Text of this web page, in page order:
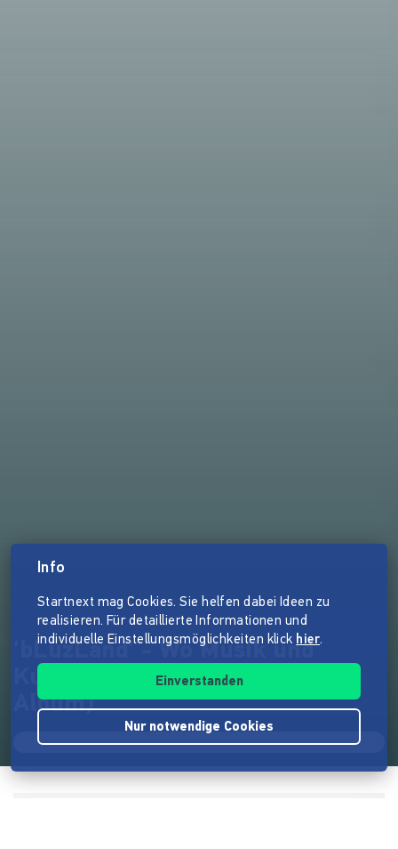
'bLuzLand' - Wo Musik und
Kunst Grenzen sprengen (4.
Album)
Info
Startnext mag Cookies. Sie helfen dabei Ideen zu
realisieren. Für detaillierte Informationen und
individuelle Einstellungsmöglichkeiten klick hier.
Einverstanden
Nur notwendige Cookies